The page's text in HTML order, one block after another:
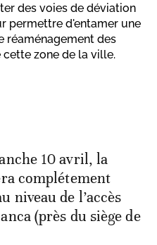
des voies de déviation
permettre d'entamer une
réaménagement des
zone de la ville.
10 avril, la
complétement
niveau de l’accès
(près du siège de